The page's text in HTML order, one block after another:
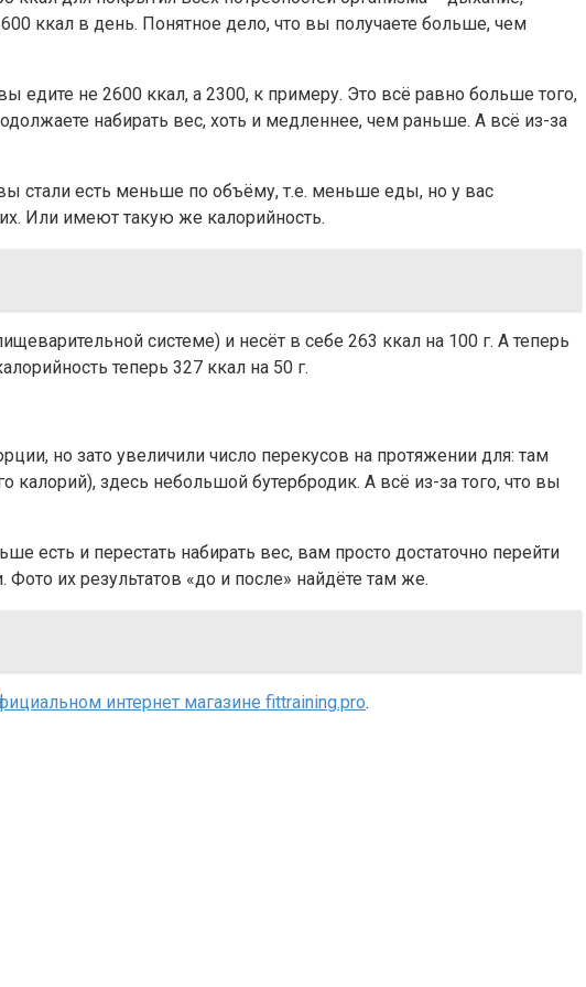
ккал в день. Понятное дело, что вы получаете больше, чем
едите не 2600 ккал, а 2300, к примеру. Это всё равно больше того,
набирать вес, хоть и медленнее, чем раньше. А всё из-за
стали есть меньше по объёму, т.е. меньше еды, но у вас
Или имеют такую же калорийность.
системе) и несёт в себе 263 ккал на 100 г. А теперь
теперь 327 ккал на 50 г.
но зато увеличили число перекусов на протяжении для: там
здесь небольшой бутербродик. А всё из-за того, что вы
есть и перестать набирать вес, вам просто достаточно перейти
их результатов «до и после» найдёте там же.
интернет магазине fittraining.pro.